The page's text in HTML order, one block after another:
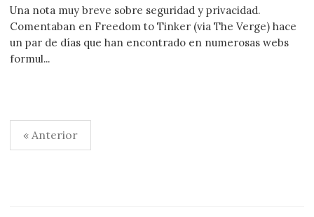
Una nota muy breve sobre seguridad y privacidad.
Comentaban en Freedom to Tinker (via The Verge) hace
un par de días que han encontrado en numerosas webs
formul...
Paginación
de
« Anterior